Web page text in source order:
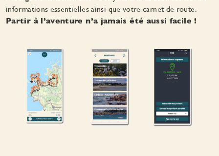
informations essentielles ainsi que votre carnet de route.
Partir à l’aventure n’a jamais été aussi facile !